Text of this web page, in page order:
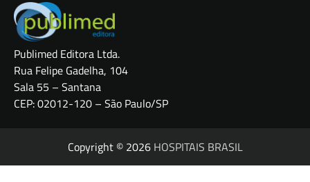
Publimed Editora Ltda.
Rua Felipe Gadelha, 104
Sala 55 – Santana
CEP: 02012-120 – São Paulo/SP
Copyright © 2026 HOSPITAIS BRASIL